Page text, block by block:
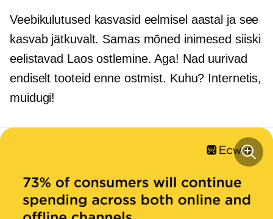
Veebikulutused kasvasid eelmisel aastal ja see
kasvab jätkuvalt. Samas mõned inimesed siiski
eelistavad Laosostlemine. Aga! Nad uurivad
endiselt tooteid enne ostmist. Kuhu? Internetis,
muidugi!